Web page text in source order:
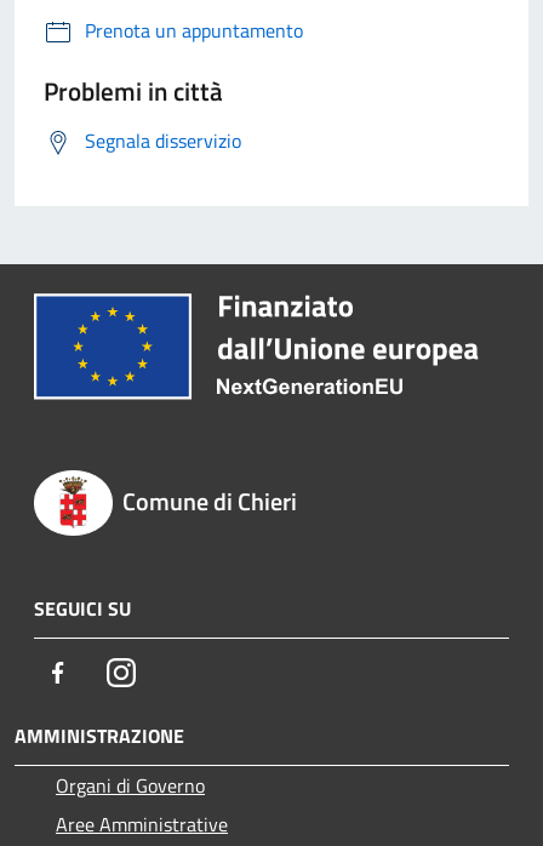
Prenota un appuntamento
Problemi in città
Segnala disservizio
Comune di Chieri
SEGUICI SU
FacebookInstagram
AMMINISTRAZIONE
Organi di Governo
Aree Amministrative